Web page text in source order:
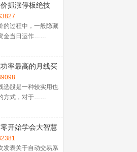
抓涨停板绝技
源码）
的过程中，一般隐藏
金当日运作……
率最高的月线买
准高效筛选暴涨
称选股法宝！
选股是一种较实用也
方式，对于……
开始学会大智慧
动交易
发表关于自动交易系